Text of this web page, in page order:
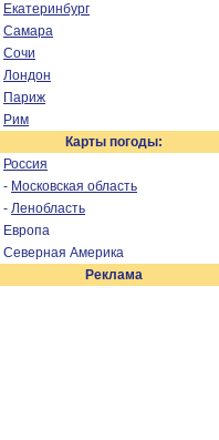
Екатеринбург
Самара
Сочи
Лондон
Париж
Рим
Карты погоды:
Россия
- Московская область
- Ленобласть
Европа
Северная Америка
Реклама